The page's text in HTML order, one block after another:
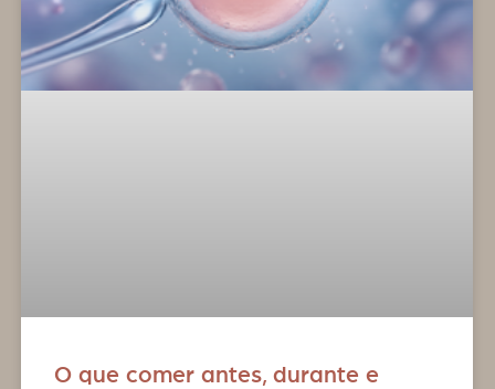
O que comer antes, durante e